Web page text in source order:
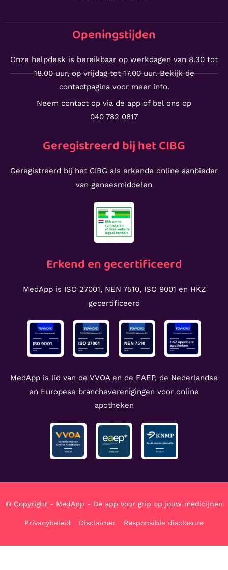
Openingstijden
Onze helpdesk is bereikbaar op werkdagen van 8.30 tot
18.00 uur, op vrijdag tot 17.00 uur. Bekijk de
contactpagina voor meer info.
Neem contact op via de app of bel ons op
040 782 0817
Geregistreerd bij het CIBG
Geregistreerd bij het CIBG als erkende online aanbieder
van geneesmiddelen
Erkend en gecertificeerd
MedApp is ISO 27001, NEN 7510, ISO 9001 en HKZ
gecertificeerd
MedApp is lid van de VVOA en de EAEP, de Nederlandse
en Europese brancheverenigingen voor online
apotheken
© Copyright - MedApp - De app voor grip op jouw medicijnen
Privacybeleid Disclaimer Responsible disclosure